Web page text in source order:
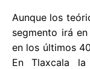
Aunque los
segmento irá
en los últimos
En Tlaxcala